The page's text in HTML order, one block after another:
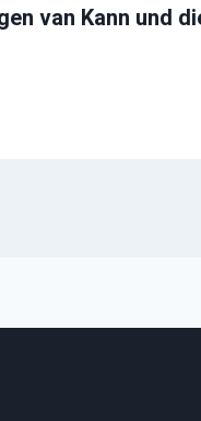
van Kann und